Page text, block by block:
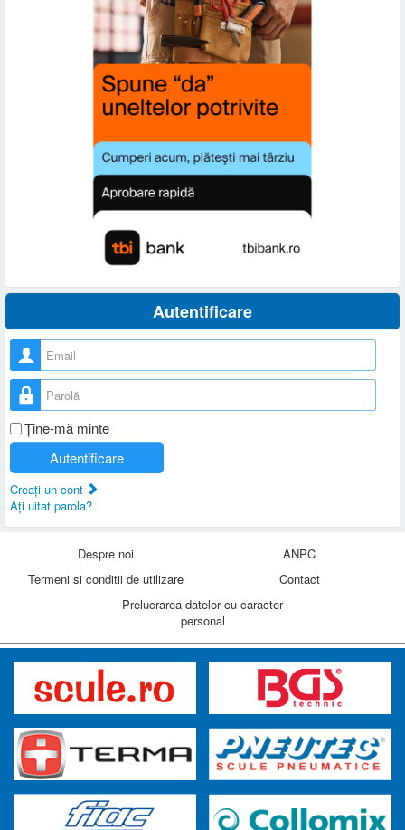
Autentificare
Nume utilizator
Parolă
Ţine-mă minte
Autentificare
Creaţi un cont
Aţi uitat parola?
Despre noi
ANPC
Termeni si conditii de utilizare
Contact
Prelucrarea datelor cu caracter
personal